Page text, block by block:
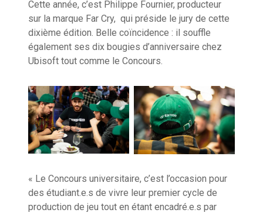
Cette année, c’est Philippe Fournier, producteur
sur la marque Far Cry, qui préside le jury de cette
dixième édition. Belle coïncidence : il souffle
également ses dix bougies d’anniversaire chez
Ubisoft tout comme le Concours.
« Le Concours universitaire, c’est l’occasion pour
des étudiant.e.s de vivre leur premier cycle de
production de jeu tout en étant encadré.e.s par